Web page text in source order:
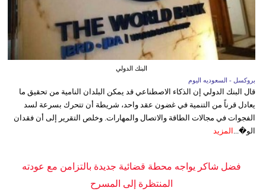
البنك الدولي
بروكسل - السعوديه اليوم
قال البنك الدولي إن الذكاء الاصطناعي قد يمكن البلدان النامية من تحقيق ما
يعادل قرناً من التنمية في غضون عقد واحد، شريطة أن تتحرك بسرعة لسد
الفجوات في مجالات الطاقة والاتصال والمهارات. وخلص التقرير إلى أن فقدان
الو�...
المزيد
فضل شاكر يواجه محطة قضائية جديدة بالتزامن مع عودته
المنتظرة إلى المسرح